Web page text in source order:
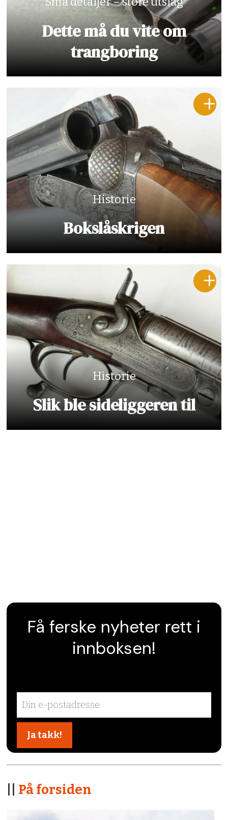
Dette må du vite om
trangboring
Historie
Bokslås­krigen
Historie
Slik ble sideliggeren til
Få ferske nyheter rett i
innboksen!
På forsiden